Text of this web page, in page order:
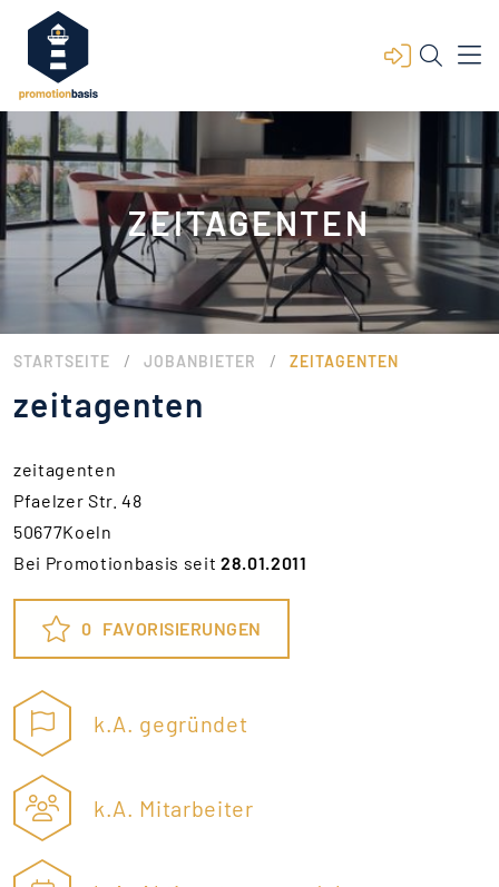
ZEITAGENTEN
STARTSEITE / JOBANBIETER / ZEITAGENTEN
zeitagenten
zeitagenten
Pfaelzer Str. 48
50677Koeln
Bei Promotionbasis seit28.01.2011
0 FAVORISIERUNGEN
k.A. gegründet
k.A. Mitarbeiter